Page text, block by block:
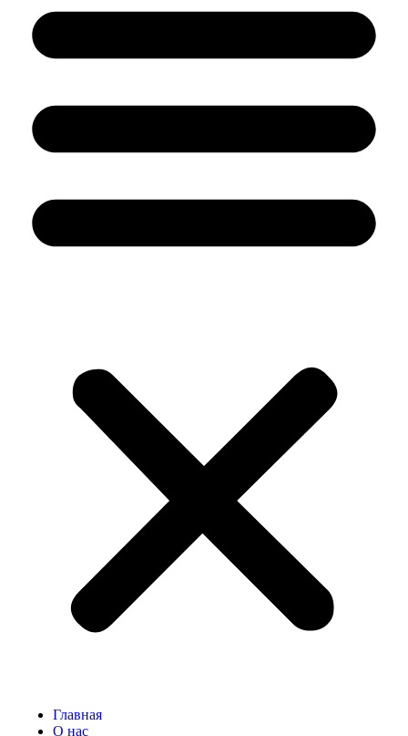
Главная
О нас